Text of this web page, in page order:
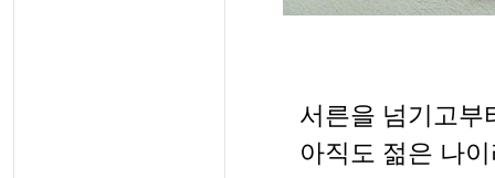
서른을 넘기고부
아직도 젊은 나